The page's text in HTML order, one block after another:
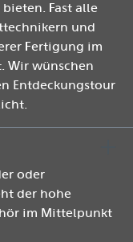
Fast alle
und
Fertigung im
Wir wünschen
Entdeckungstour
oder
der hohe
im Mittelpunkt